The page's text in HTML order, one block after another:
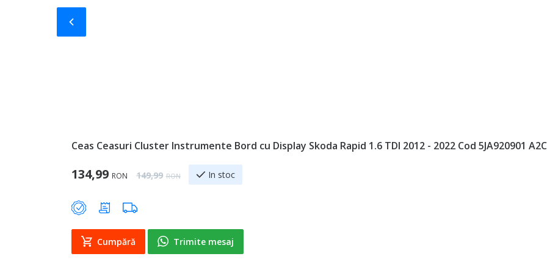
Ceas Ceasuri Cluster Instrumente Bord cu Display Skoda Rapid 1.6 TDI 2012 - 2022 Cod 5JA920901
Special Price
134,99 RON Regular Price
149,99 RON In stoc
Cumpără Trimite mesaj
Slide-ul anterior